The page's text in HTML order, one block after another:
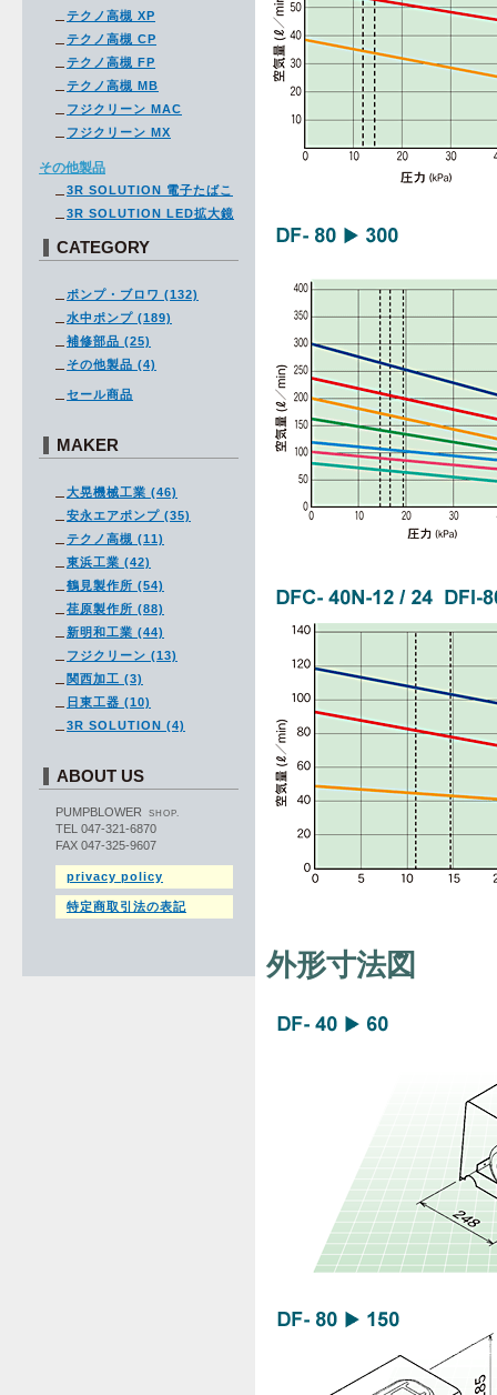
外形寸法図
テクノ高槻 XP
テクノ高槻 CP
テクノ高槻 FP
テクノ高槻 MB
フジクリーン MAC
フジクリーン MX
その他製品
3R SOLUTION 電子たばこ
3R SOLUTION LED拡大鏡
CATEGORY
ポンプ・ブロワ (132)
水中ポンプ (189)
補修部品 (25)
その他製品 (4)
セール商品
MAKER
大晃機械工業 (46)
安永エアポンプ (35)
テクノ高槻 (11)
東浜工業 (42)
鶴見製作所 (54)
荏原製作所 (88)
新明和工業 (44)
フジクリーン (13)
関西加工 (3)
日東工器 (10)
3R SOLUTION (4)
ABOUT US
PUMPBLOWER SHOP.
TEL 047-321-6870
FAX 047-325-9607
privacy policy
特定商取引法の表記